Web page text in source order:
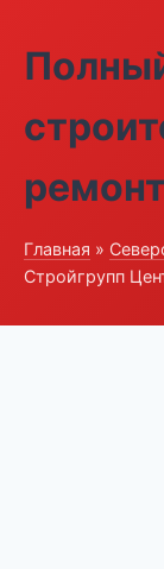
Главная »
Стройгрупп